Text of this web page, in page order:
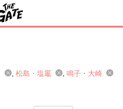
松島・塩竈
鳴子・大崎